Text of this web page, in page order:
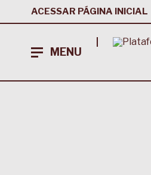
ACESSAR PÁGINA INICIAL
MENU